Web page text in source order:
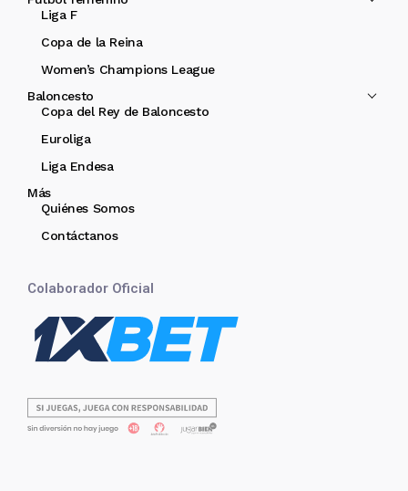
Liga F
Copa de la Reina
Women’s Champions League
Baloncesto
Copa del Rey de Baloncesto
Euroliga
Liga Endesa
Más
Quiénes Somos
Contáctanos
Colaborador Oficial